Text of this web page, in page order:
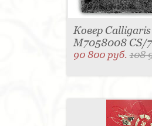
Ковер
M7058008 CS/
90 800 руб.108